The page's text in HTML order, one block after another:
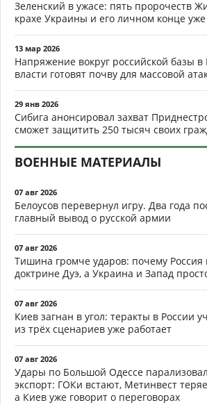
Зеленский в ужасе: пять пророчеств
крахе Украины и его личном конце
13 мар 2026
Напряжение вокруг российской базы
власти готовят почву для массовой
29 янв 2026
Сибига анонсировал захват
сможет защитить 250 тысяч своих
ВОЕННЫЕ МАТЕРИАЛЫ
07 авг 2026
Белоусов перевернул игру. Два года
главный вывод о русской армии
07 авг 2026
Тишина громче ударов: почему
доктрине Дуэ, а Украина и Запад
07 авг 2026
Киев загнан в угол: теракты в России
из трёх сценариев уже работает
07 авг 2026
Удары по Большой Одессе
экспорт: ГОКи встают, Метинвест
а Киев уже говорит о переговорах